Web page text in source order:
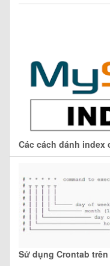
Các cách đánh index
Sử dụng Crontab